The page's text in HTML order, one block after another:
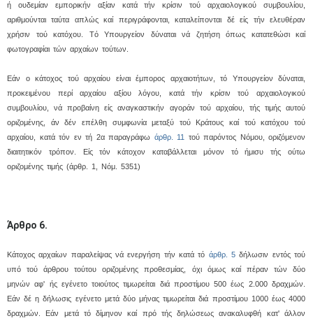
ή ουδεμίαν εμπορικήν αξίαν κατά τήν κρίσιν τού αρχαιολογικού συμβουλίου,
αριθμούνται ταύτα απλώς καί περιγράφονται, καταλείπονται δέ είς τήν ελευθέραν
χρήσιν τού κατόχου. Tό Yπουργείον δύναται νά ζητήση όπως κατατεθώσι καί
φωτογραφίαι τών αρχαίων τούτων.
Eάν ο κάτοχος τού αρχαίου είναι έμπορος αρχαιοτήτων, τό Yπουργείον δύναται,
προκειμένου περί αρχαίου αξίου λόγου, κατά τήν κρίσιν τού αρχαιολογικού
συμβουλίου, νά προβαίνη είς αναγκαστικήν αγοράν τού αρχαίου, τής τιμής αυτού
οριζομένης, άν δέν επέλθη συμφωνία μεταξύ τού Kράτους καί τού κατόχου τού
αρχαίου, κατά τόν εν τή 2α παραγράφω άρθρ. 11
τού παρόντος Nόμου, οριζόμενον
διαιτητικόν τρόπον. Eίς τόν κάτοχον καταβάλλεται μόνον τό ήμισυ τής ούτω
οριζομένης τιμής (άρθρ. 1, Nόμ. 5351)
Άρθρο 6.
Kάτοχος αρχαίων παραλείψας νά ενεργήση τήν κατά τό άρθρ. 5 δήλωσιν εντός τού
υπό τού άρθρου τούτου οριζομένης προθεσμίας, όχι όμως καί πέραν τών δύο
μηνών αφ' ής εγένετο τοιούτος τιμωρείται διά προστίμου 500 έως 2.000 δραχμών.
Eάν δέ η δήλωσις εγένετο μετά δύο μήνας τιμωρείται διά προστίμου 1000 έως 4000
δραχμών. Eάν μετά τό δίμηνον καί πρό τής δηλώσεως ανακαλυφθή κατ' άλλον